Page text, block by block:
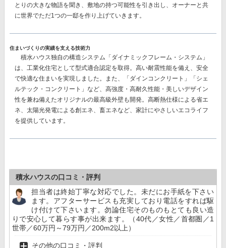
とりの大きな物語を聞き、敷地の持つ可能性を引き出し、オーナーと共
に世界でただ1つの一邸を作り上げていきます。
住まいづくりの実績を支える技術力
積水ハウス独自の構造システム 「ダイナミックフレーム・システム」
は、工業化住宅として型式適合認定を取得。高い耐震性能を備え、安全
で快適な住まいを実現しました。また、
「ダインコンクリート」「シェ
ルテック・コンクリート」 など、高強度・高耐久性能・美しいデザイン
性を兼ね備えたオリジナルの最高級外壁も開発。高断熱仕様による省エ
ネ、太陽光発電による創エネ、畜エネなど、家計にやさしいエコライフ
を提供しています。
積水ハウスの口コミ・評判
担当者は終始丁寧な対応でした。未だにお手紙を下さい
ます。アフターサービスも充実しており電話をすれば駆
け付けて下さいます。勿論住宅そのものもとても良い造
りで安心して暮らす事が出来ます。（40代／女性／首都圏／1
世帯／60万円～79万円／200m2以上）
その他の口コミ・評判